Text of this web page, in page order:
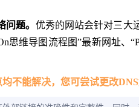
问题。 优秀的网站会针对三大
维导图流程图”最新网址、
不能解决，您可尝试更改